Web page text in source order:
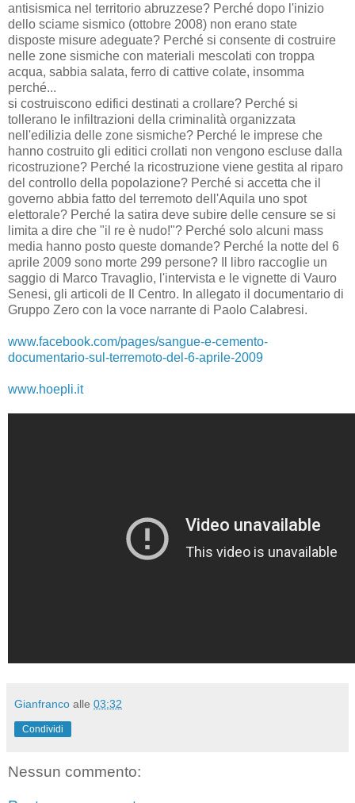
antisismica nel territorio abruzzese? Perché dopo l'inizio
dello sciame sismico (ottobre 2008) non erano state
disposte misure adeguate? Perché si consente di costruire
nelle zone sismiche con materiali mescolati con troppa
acqua, sabbia salata, ferro di cattive colate, insomma
perché...
si costruiscono edifici destinati a crollare? Perché si
tollerano le infiltrazioni della criminalità organizzata
nell'edilizia delle zone sismiche? Perché le imprese che
hanno costruito gli editici crollati non vengono escluse dalla
ricostruzione? Perché la ricostruzione viene gestita al riparo
del controllo della popolazione? Perché si accetta che il
governo abbia fatto del terremoto dell'Aquila uno spot
elettorale? Perché la satira deve subire delle censure se si
limita a dire che "il re è nudo!"? Perché solo alcuni mass
media hanno posto queste domande? Perché la notte del 6
aprile 2009 sono morte 299 persone? Il libro raccoglie un
saggio di Marco Travaglio, l'intervista e le vignette di Vauro
Senesi, gli articoli de Il Centro. In allegato il documentario di
Gruppo Zero con la voce narrante di Paolo Calabresi.
www.facebook.com/pages/sangue-e-cemento-
documentario-sul-terremoto-del-6-aprile-2009
www.hoepli.it
Gianfranco alle 03:32
Condividi
Nessun commento: